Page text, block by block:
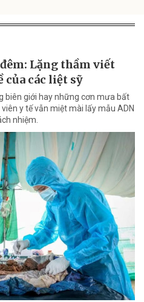
Lặng thầm viết
các liệt sỹ
biên giới hay những cơn mưa bất
y tế vẫn miệt mài lấy mẫu ADN
nhiệm.